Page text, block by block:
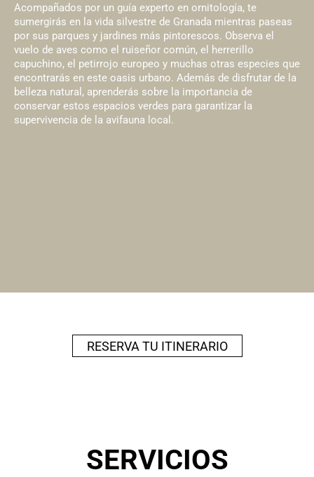
Acompañados por un guía experto en ornitología, te
sumergirás en la vida silvestre de Granada mientras paseas
por sus parques y jardines más pintorescos. Observa el
vuelo de aves como el ruiseñor común, el herrerillo
capuchino, el petirrojo europeo y muchas otras especies que
encontrarás en este oasis urbano. Además de disfrutar de la
belleza natural, aprenderás sobre la importancia de
conservar estos espacios verdes para garantizar la
supervivencia de la avifauna local.
RESERVA TU ITINERARIO
SERVICIOS